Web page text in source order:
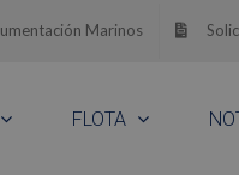
Marinos
FLOTA